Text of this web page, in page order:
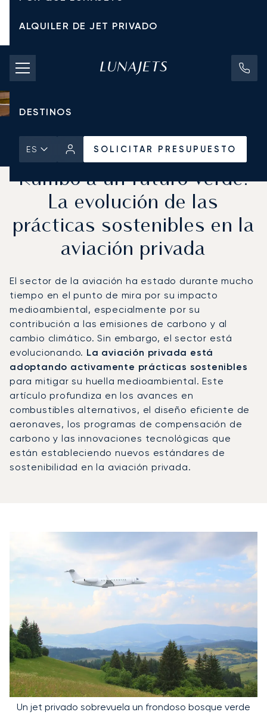
ALQUILER DE JET PRIVADO
TARIFAS DE CHÁRTER
JETS PRIVADOS
DESTINOS
ES SOLICITAR PRESUPUESTO
Inicio Noticias y Perspectivas
Rumbo a un futuro verde:
La evolución de las
prácticas sostenibles en la
aviación privada
El sector de la aviación ha estado durante mucho
tiempo en el punto de mira por su impacto
medioambiental, especialmente por su
contribución a las emisiones de carbono y al
cambio climático. Sin embargo, el sector está
evolucionando. La aviación privada está
adoptando activamente prácticas sostenibles
para mitigar su huella medioambiental. Este
artículo profundiza en los avances en
combustibles alternativos, el diseño eficiente de
aeronaves, los programas de compensación de
carbono y las innovaciones tecnológicas que
están estableciendo nuevos estándares de
sostenibilidad en la aviación privada.
Un jet privado sobrevuela un frondoso bosque verde